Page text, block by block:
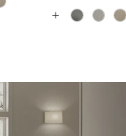
עוד